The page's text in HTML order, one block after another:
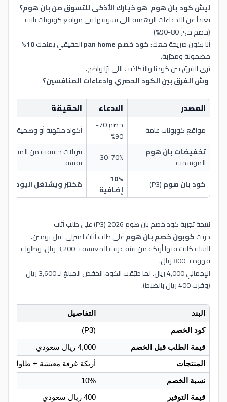
ليش كود بان هوم هو خيارك الأذكى للتسوق من بان هوم؟
بعيداً عن الادعاءات الوهمية اللي تشوفها في مواقع كوبونات ثانية
(خصم حتى 80-90%)
أنا بكون صريحة معك:كود خصم pan home الحقيقي يمنحك10%
مضمونة ومجرّبة.
ترى الفرق بين كودنا والأكاذيب اللي برّا واضح.
وش الفرق بين الكود الحصري وادعاءات المنافسين؟
المصدر الادعاء الحقيقة
مواقع كوبونات عامة
خصم 70-
90%
أكواد منتهية أو وهمية
تخفيضات بان هوم
الموسمية
30-70%
تنزيلات حقيقية من المتجر
نفسه
كود بان هوم(P3)
10%
إضافية
مُختبَر ويشتغل اليوم
نتيجة تجربة كود خصم بان هوم 2026 (P3) على طلب أثاث
جربتكوبون خصم بان هومعلى طلب أثاث لمنزلي قبل يومين.
السلة كانت فيها أريكة من فئة غرفة المعيشة بـ 3,200 ريال، وطاولة
قهوة بـ 800 ريال.
الإجمالي 4,000 ريال. لما طبّقت الكود، انخفض المبلغ لـ 3,600 ريال
(وفرت 400 ريال بالضبط).
البند التفاصيل
كود الخصم (P3)
قيمة الطلب قبل الخصم 4,000 ريال سعودي
المنتجات أريكة غرفة معيشة + طاولة
نسبة الخصم 10%
قيمة التوفير 400 ريال سعودي